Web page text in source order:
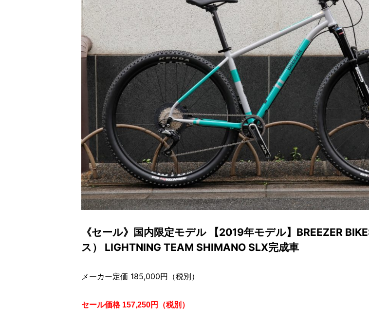
《セール》国内限定モデル 【2019年モデル】BREEZER
ス） LIGHTNING TEAM SHIMANO SLX完成車
メーカー定価 185,000円（税別）
セール価格 157,250円（税別）